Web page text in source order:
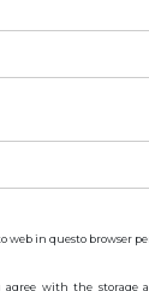
web in questo browser
with the storage